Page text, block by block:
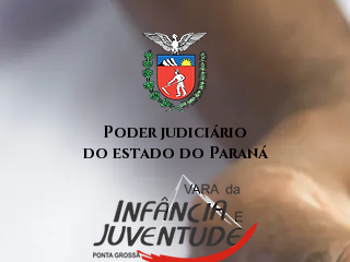
Poder judiciário
do estado do Paraná